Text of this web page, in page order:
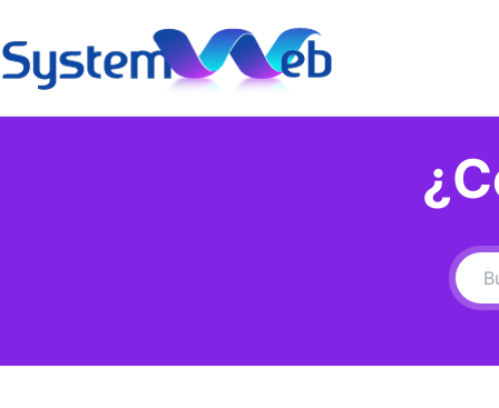
al
contenido